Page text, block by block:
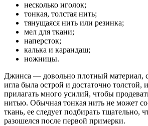
несколько иголок;
тонкая, толстая нить;
тянущаяся нить или резинка;
мел для ткани;
наперсток;
калька и карандаш;
ножницы.
Джинса — довольно плотный материал,
игла была острой и достаточно толстой,
прилагать много усилий, чтобы
нитью. Обычная тонкая нить не может
ткань, ее следует подбирать тщательно,
разошелся после первой примерки.